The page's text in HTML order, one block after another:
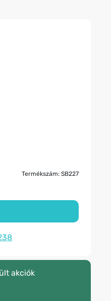
Termékszám: SB227
akciók